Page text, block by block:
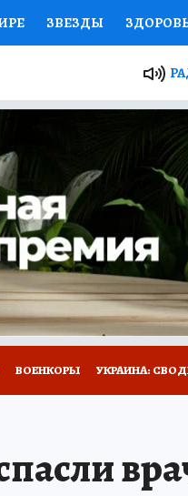
ЗВЕЗДЫ
ПРОЕКТЫ РОССИИ
ЖЕНСКИЕ СЕКРЕТЫ
ДЕФИЦИТ ЖЕЛЕЗА
РАБОТА У НАС
ВОЕНКОРЫ УКРАИНА:
«УРГАЛУГОЛЬ» -